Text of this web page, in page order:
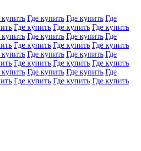
купить Где купить Где купить Где
Где купить Где купить Где купить
купить Где купить Где купить Где
Где купить Где купить Где купить
купить Где купить Где купить Где
Где купить Где купить Где купить
купить Где купить Где купить Где
Где купить Где купить Где купить